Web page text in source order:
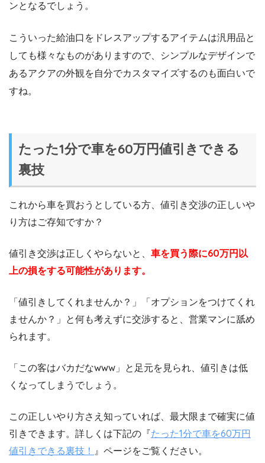
ンとなるでしょう。
こういった給油口をドレスアップするアイテムは汎用品と
しても様々なものがありますので、シンプルなデザインで
あるアクアの外観を自分でカスタマイズするのも面白いで
すね。
たった1分で車を60万円値引きできる
裏技
これから車を買おうとしている方、値引き交渉の正しいや
り方はご存知ですか？
値引き交渉は正しくやらないと、 車を買う際に60万円以
上の損をする可能性があります。
「値引きしてくれませんか？」「オプションをつけてくれ
ませんか？」と何も考えずに交渉すると、営業マンに舐め
られます。
「この客はバカだなwww」と足元を見られ、値引きは低
くなってしまうでしょう。
この正しいやり方さえ知っていれば、最大限まで確実に値
引きできます。詳しくは下記の『たった1分で車を60万円
値引きできる裏技！ 』ページをご覧ください。